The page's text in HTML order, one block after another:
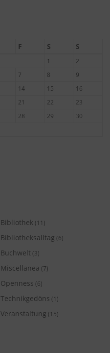
F S S
1
2
7 8
9
14 15
16
21 22
23
28 29
30
Bibliothek (11)
Bibliotheksalltag (6)
Buchwelt (3)
Miscellanea (7)
Openness (6)
Technikgedöns (1)
Veranstaltung (15)